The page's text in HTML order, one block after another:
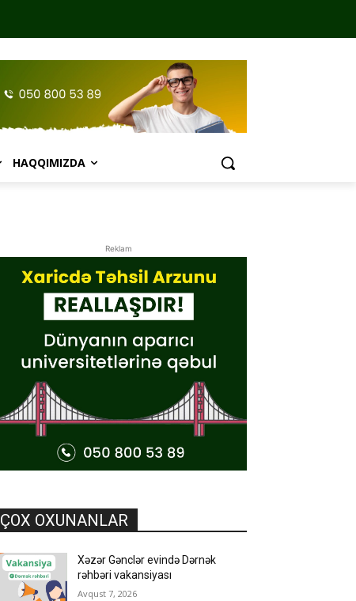
HAQQIMIZDA
Reklam
ÇOX OXUNANLAR
Xəzər Gənclər evində Dərnək
rəhbəri vakansiyası
Avqust 7, 2026